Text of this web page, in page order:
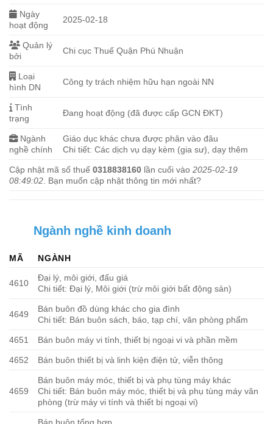
Ngày
hoạt động
2025-02-18
Quản lý
bởi
Chi cục Thuế Quận Phú Nhuận
Loại
hình DN
Công ty trách nhiệm hữu hạn ngoài NN
Tình
trạng
Đang hoạt động (đã được cấp GCN ĐKT)
Ngành
nghề chính
Giáo dục khác chưa được phân vào đâu
Chi tiết: Các dịch vụ dạy kèm (gia sư), dạy thêm
Cập nhật mã số thuế 0318838160 lần cuối vào 2025-02-19
08:49:02 . Bạn muốn cập nhật thông tin mới nhất?
Ngành nghề kinh doanh
MÃ NGÀNH
4610
Đại lý, môi giới, đấu giá
Chi tiết: Đại lý, Môi giới (trừ môi giới bất động sản)
4649
Bán buôn đồ dùng khác cho gia đình
Chi tiết: Bán buôn sách, báo, tạp chí, văn phòng phẩm
4651 Bán buôn máy vi tính, thiết bị ngoại vi và phần mềm
4652 Bán buôn thiết bị và linh kiện điện tử, viễn thông
4659
Bán buôn máy móc, thiết bị và phụ tùng máy khác
Chi tiết: Bán buôn máy móc, thiết bị và phụ tùng máy văn
phòng (trừ máy vi tính và thiết bị ngoại vi)